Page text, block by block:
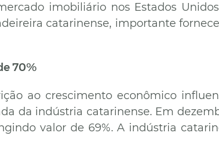
imobiliário nos Estados
catarinense, importante
70%
ao crescimento econômico
da indústria catarinense. Em
valor de 69%. A indústria